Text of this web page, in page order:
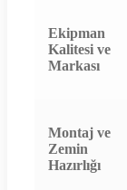
Ekipman
Kalitesi ve
Markası
Montaj ve
Zemin
Hazırlığı